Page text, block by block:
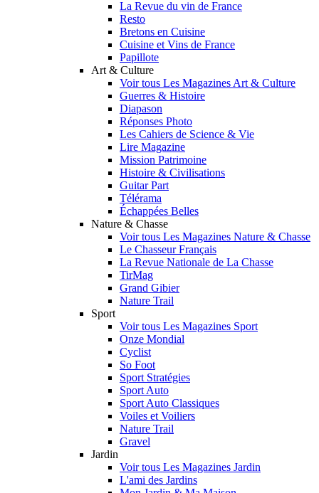
La Revue du vin de France
Resto
Bretons en Cuisine
Cuisine et Vins de France
Papillote
Art & Culture
Voir tous Les Magazines Art & Culture
Guerres & Histoire
Diapason
Réponses Photo
Les Cahiers de Science & Vie
Lire Magazine
Mission Patrimoine
Histoire & Civilisations
Guitar Part
Télérama
Échappées Belles
Nature & Chasse
Voir tous Les Magazines Nature & Chasse
Le Chasseur Français
La Revue Nationale de La Chasse
TirMag
Grand Gibier
Nature Trail
Sport
Voir tous Les Magazines Sport
Onze Mondial
Cyclist
So Foot
Sport Stratégies
Sport Auto
Sport Auto Classiques
Voiles et Voiliers
Nature Trail
Gravel
Jardin
Voir tous Les Magazines Jardin
L'ami des Jardins